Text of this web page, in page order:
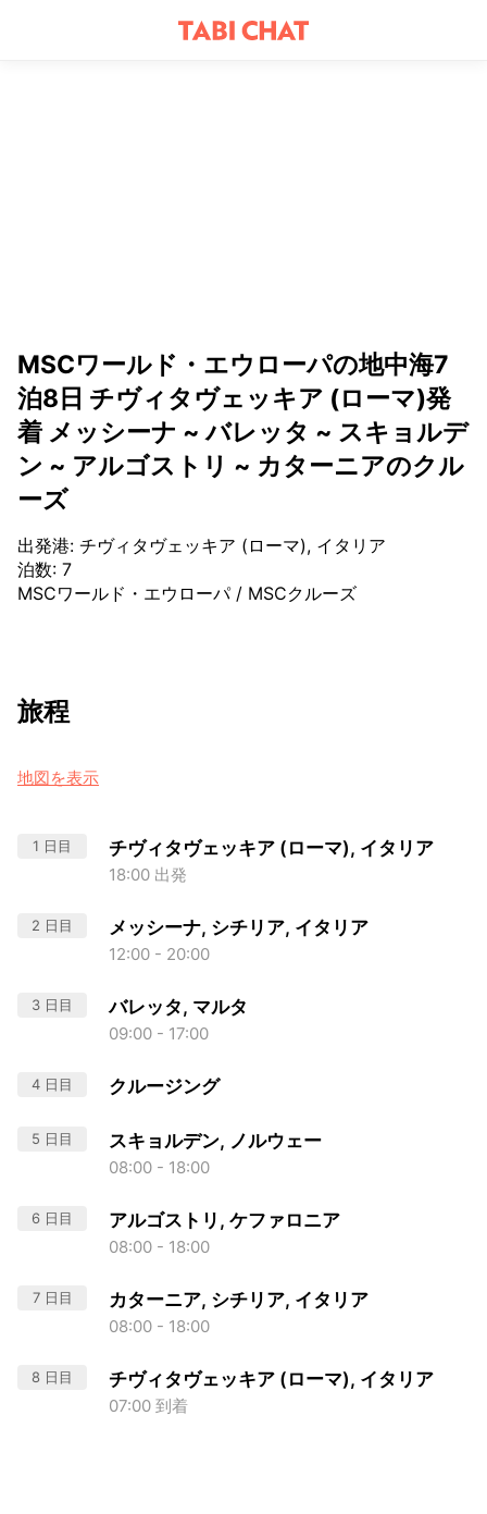
MSCワールド・エウローパの地中海7
泊8日 チヴィタヴェッキア (ローマ)発
着 メッシーナ ~ バレッタ ~ スキョルデ
ン ~ アルゴストリ ~ カターニアのクル
ーズ
出発港: チヴィタヴェッキア (ローマ), イタリア
泊数: 7
MSCワールド・エウローパ/ MSCクルーズ
旅程
地図を表示
1 日目 チヴィタヴェッキア (ローマ), イタリア
18:00 出発
2 日目 メッシーナ, シチリア, イタリア
12:00 - 20:00
3 日目 バレッタ, マルタ
09:00 - 17:00
4 日目 クルージング
5 日目 スキョルデン, ノルウェー
08:00 - 18:00
6 日目 アルゴストリ, ケファロニア
08:00 - 18:00
7 日目 カターニア, シチリア, イタリア
08:00 - 18:00
8 日目 チヴィタヴェッキア (ローマ), イタリア
07:00 到着